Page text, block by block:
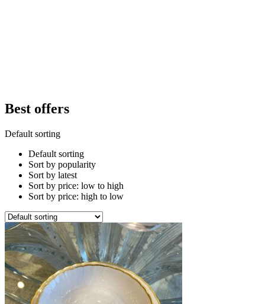
Best offers
Default sorting
Default sorting
Sort by popularity
Sort by latest
Sort by price: low to high
Sort by price: high to low